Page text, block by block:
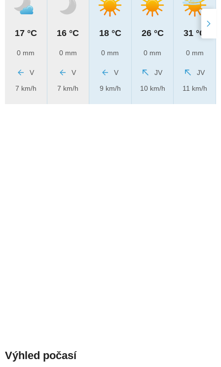
17 °C
0 mm
V
7 km/h
16 °C
0 mm
V
7 km/h
18 °C
0 mm
V
9 km/h
26 °C
0 mm
JV
10 km/h
31 °C
0 mm
JV
11 km/h
Výhled počasí